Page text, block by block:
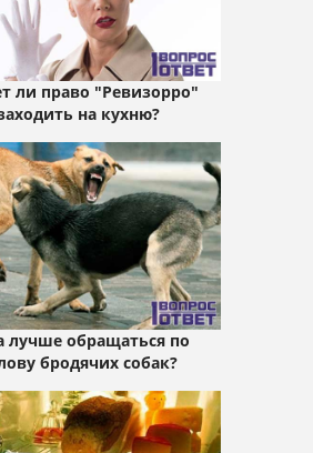
ли право "Ревизорро"
на кухню?
лучше обращаться по
бродячих собак?